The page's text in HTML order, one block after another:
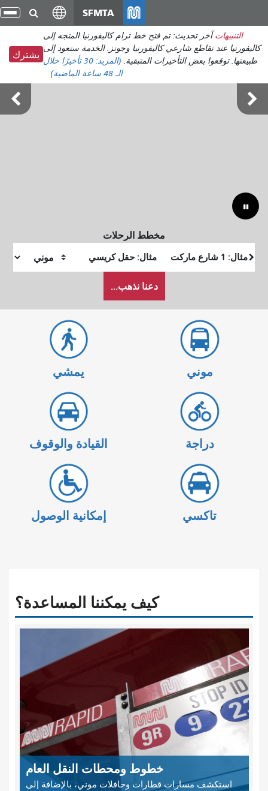
انتقل
إلى
المحتوى
الرئيسي
SFMTA
التنبيهات آخر تحديث: تم فتح خط ترام كاليفورنيا المتجه إلى
كاليفورنيا عند تقاطع شارعي كاليفورنيا وجونز. الخدمة ستعود إلى
طبيعتها. توقعوا بعض التأخيرات المتبقية. (المزيد: 30 تأخيرًا
خلال
الـ 48 ساعة الماضية)
يشترك
مخطط الرحلات
البداية
النهاية
أرغب
في
دعنا نذهب...
موني يمشي
دراجة القيادة والوقوف
تاكسي إمكانية الوصول
كيف يمكننا المساعدة؟
خطوط ومحطات النقل العام
استكشف مسارات قطارات وحافلات موني، بالإضافة إلى